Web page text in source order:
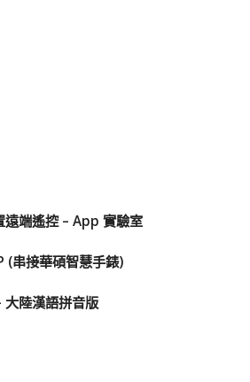
端遙控 – App 實驗室
(串接華碩智慧手錶)
大陸漢語拼音版